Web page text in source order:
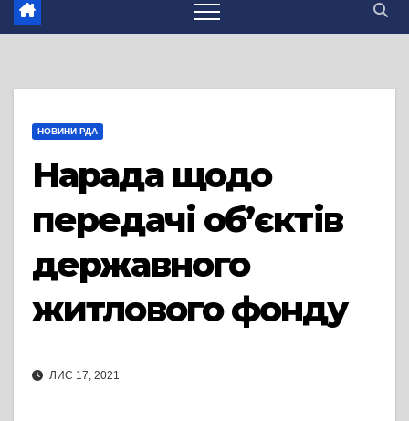
НОВИНИ РДА
Нарада щодо
передачі об’єктів
державного
житлового фонду
ЛИС 17, 2021